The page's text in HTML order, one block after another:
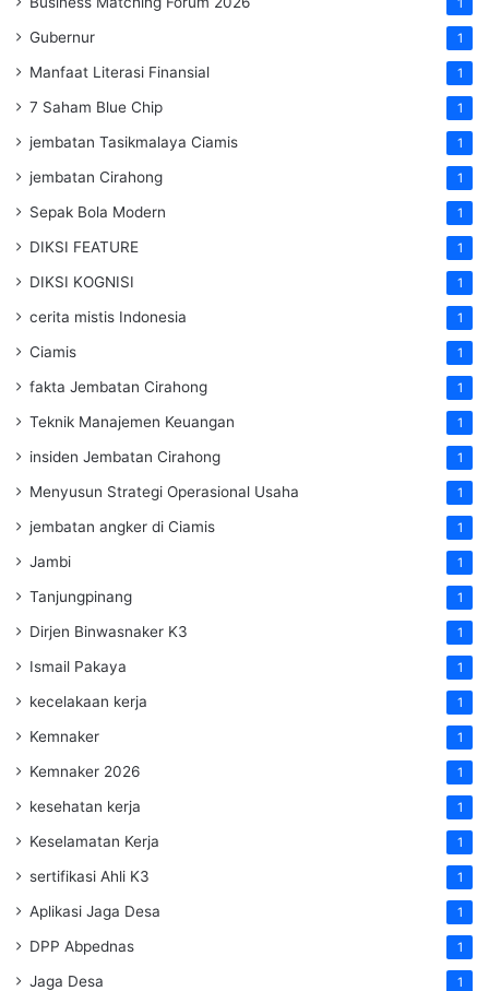
1
Gubernur 1
Manfaat Literasi Finansial 1
7 Saham Blue Chip 1
jembatan Tasikmalaya Ciamis 1
jembatan Cirahong 1
Sepak Bola Modern 1
DIKSI FEATURE 1
DIKSI KOGNISI 1
cerita mistis Indonesia 1
Ciamis 1
fakta Jembatan Cirahong 1
Teknik Manajemen Keuangan 1
insiden Jembatan Cirahong 1
Menyusun Strategi Operasional Usaha 1
jembatan angker di Ciamis 1
Jambi 1
Tanjungpinang 1
Dirjen Binwasnaker K3 1
Ismail Pakaya 1
kecelakaan kerja 1
Kemnaker 1
Kemnaker 2026 1
kesehatan kerja 1
Keselamatan Kerja 1
sertifikasi Ahli K3 1
Aplikasi Jaga Desa 1
DPP Abpednas 1
Jaga Desa 1